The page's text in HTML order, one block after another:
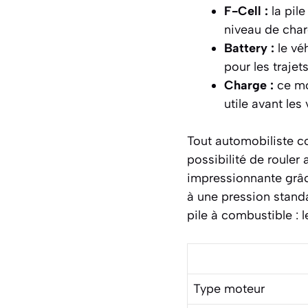
F-Cell : la
niveau de
Battery : le
pour les
Charge : ce
utile avant les
Tout automobiliste
possibilité de rouler
impressionnante
à une pression
pile à combustible :
Type moteur